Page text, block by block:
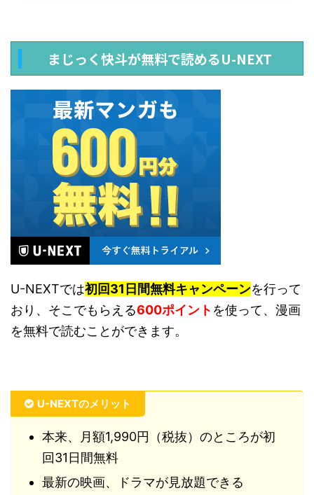
まじっく快斗が無料で読めるU-NEXT
U-NEXTでは初回31日間無料キャンペーンを行って
おり、そこでもらえる600ポイント を使って、漫画
を無料で読むことができます。
U-NEXTのメリット
本来、月額1,990円（税抜）のところが初
回31日間無料
最新の映画、ドラマが見放題できる